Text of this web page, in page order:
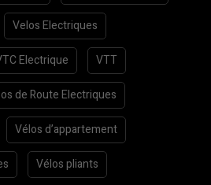
Velos Electriques
Electrique VTT
de Route Electriques
Vélos d’appartement
Vélos pliants